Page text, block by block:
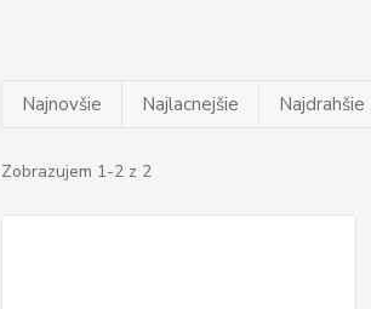
Najnovšie Najlacnejšie Najdrahšie
Zobrazujem 1-2 z 2